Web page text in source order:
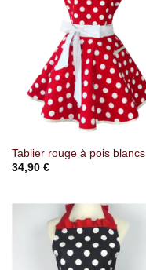
Tablier rouge à pois blancs
34,90 €